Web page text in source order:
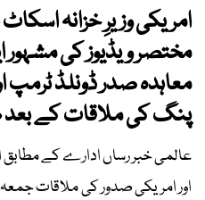
امریکی وزیرِ خزانہ
مختصر ویڈیوز کی
معاہدہ صدر ڈونلڈ
پنگ کی ملاقات کے بعد
عالمی خبر رساں ادارے کے مطابق
اور امریکی صدور کی ملاقات